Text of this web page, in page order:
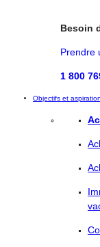
Besoin
Prendre
1 800
Objectifs et